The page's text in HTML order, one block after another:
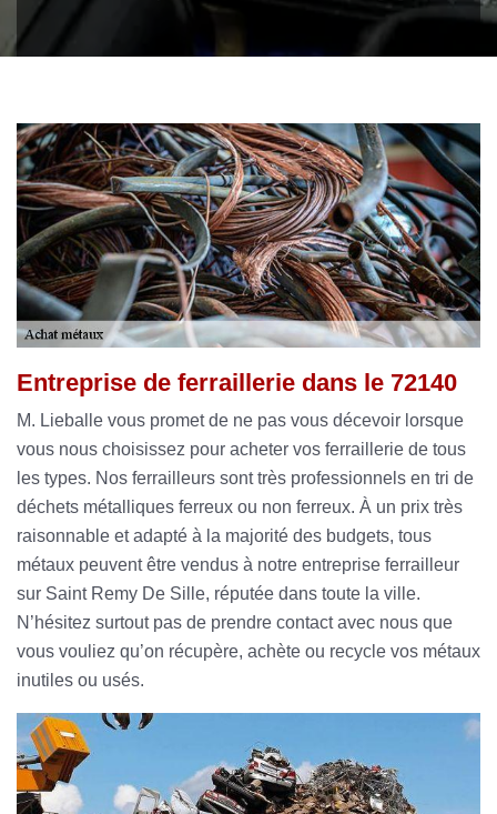
Entreprise de ferraillerie dans le 72140
M. Lieballe vous promet de ne pas vous décevoir lorsque
vous nous choisissez pour acheter vos ferraillerie de tous
les types. Nos ferrailleurs sont très professionnels en tri de
déchets métalliques ferreux ou non ferreux. À un prix très
raisonnable et adapté à la majorité des budgets, tous
métaux peuvent être vendus à notre entreprise ferrailleur
sur Saint Remy De Sille, réputée dans toute la ville.
N’hésitez surtout pas de prendre contact avec nous que
vous vouliez qu’on récupère, achète ou recycle vos métaux
inutiles ou usés.